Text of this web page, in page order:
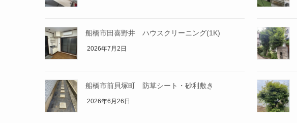
船橋市田喜野井 ハウスクリーニング(1K)
2026年7月2日
船橋市前貝塚町 防草シート・砂利敷き
2026年6月26日